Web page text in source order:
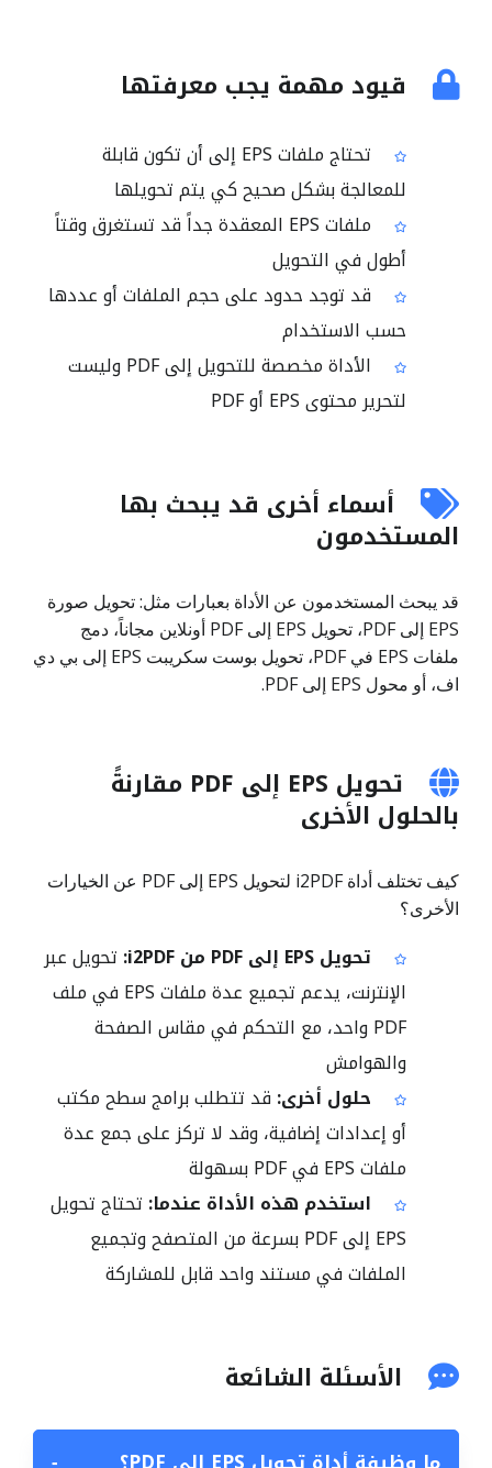
قيود مهمة يجب معرفتها
تحتاج ملفات EPS إلى أن تكون قابلة
للمعالجة بشكل صحيح كي يتم تحويلها
ملفات EPS المعقدة جداً قد تستغرق وقتاً
أطول في التحويل
قد توجد حدود على حجم الملفات أو عددها
حسب الاستخدام
الأداة مخصصة للتحويل إلى PDF وليست
لتحرير محتوى EPS أو PDF
أسماء أخرى قد يبحث بها
المستخدمون
قد يبحث المستخدمون عن الأداة بعبارات مثل: تحويل صورة
EPS إلى PDF، تحويل EPS إلى PDF أونلاين مجاناً، دمج
ملفات EPS في PDF، تحويل بوست سكريبت EPS إلى بي دي
اف، أو محول EPS إلى PDF.
تحويل EPS إلى PDF مقارنةً
بالحلول الأخرى
كيف تختلف أداة i2PDF لتحويل EPS إلى PDF عن الخيارات
الأخرى؟
تحويل EPS إلى PDF من i2PDF:
تحويل عبر
الإنترنت، يدعم تجميع عدة ملفات EPS في ملف
PDF واحد، مع التحكم في مقاس الصفحة
والهوامش
حلول أخرى: قد تتطلب برامج سطح مكتب
أو إعدادات إضافية، وقد لا تركز على جمع عدة
ملفات EPS في PDF بسهولة
استخدم هذه الأداة عندما: تحتاج تحويل
EPS إلى PDF بسرعة من المتصفح وتجميع
الملفات في مستند واحد قابل للمشاركة
الأسئلة الشائعة